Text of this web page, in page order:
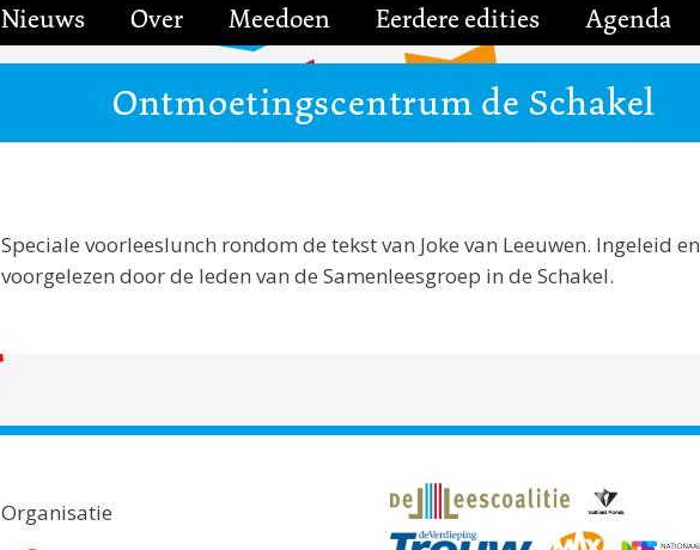
Nieuws Over Meedoen Eerdere edities Agenda
Ontmoetingscentrum de Schakel
Speciale voorleeslunch rondom de tekst van Joke van Leeuwen. Ingeleid en
voorgelezen door de leden van de Samenleesgroep in de Schakel.
Organisatie